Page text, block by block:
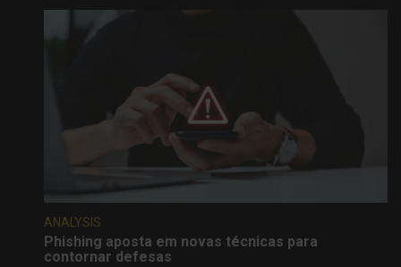
ANALYSIS
Phishing aposta em novas técnicas para
contornar defesas